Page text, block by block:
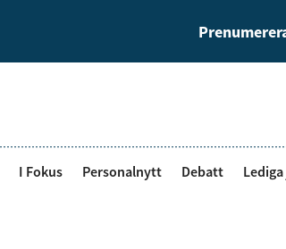
I Fokus Personalnytt Debatt